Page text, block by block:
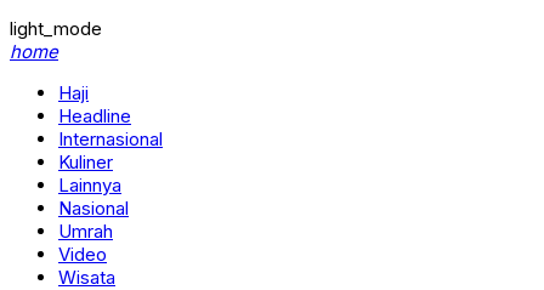
light_mode
home
Haji
Headline
Internasional
Kuliner
Lainnya
Nasional
Umrah
Video
Wisata